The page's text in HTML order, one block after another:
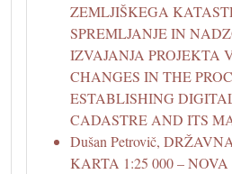
ZEMLJIŠKEGA
SPREMLJANJE IN
IZVAJANJA PROJEKTA
CHANGES IN THE
ESTABLISHING
CADASTRE AND ITS
Dušan Petrovič,
KARTA 1:25 000 –